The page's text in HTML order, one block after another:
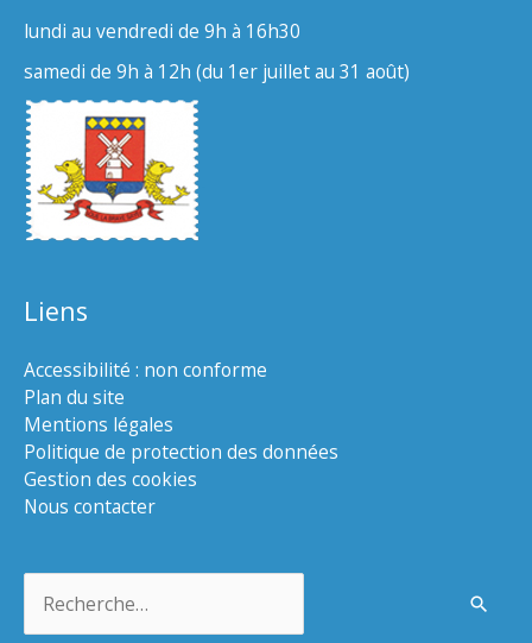
lundi au vendredi de 9h à 16h30
samedi de 9h à 12h (du 1er juillet au 31 août)
Liens
Accessibilité : non conforme
Plan du site
Mentions légales
Politique de protection des données
Gestion des cookies
Nous contacter